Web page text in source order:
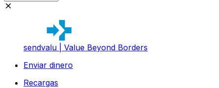
sendvalu | Value Beyond Borders
Enviar dinero
Recargas